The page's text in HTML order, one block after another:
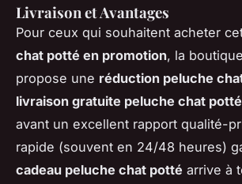
Livraison et Avantages
Pour ceux qui souhaitent acheter
chat potté en promotion, la
propose une réduction peluche
livraison gratuite peluche chat potté
avant un excellent rapport qualité-
rapide (souvent en 24/48 heures)
cadeau peluche chat potté arrive à